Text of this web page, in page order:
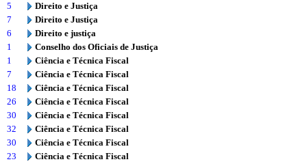
5
Direito e Justiça
7
Direito e Justiça
6
Direito e justiça
1
Conselho dos Oficiais de Justiça
1
Ciência e Técnica Fiscal
7
Ciência e Técnica Fiscal
18
Ciência e Técnica Fiscal
26
Ciência e Técnica Fiscal
30
Ciência e Técnica Fiscal
32
Ciência e Técnica Fiscal
30
Ciência e Técnica Fiscal
23
Ciência e Técnica Fiscal